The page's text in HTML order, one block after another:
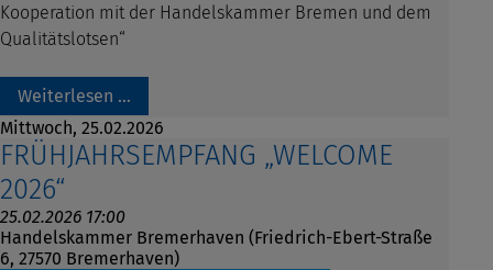
Kooperation mit der Handelskammer Bremen und dem
Qualitätslotsen“
Weiterlesen …
Mittwoch, 25.02.2026
FRÜHJAHRSEMPFANG „WELCOME
2026“
25.02.2026 17:00
Handelskammer Bremerhaven (Friedrich-Ebert-Straße
6, 27570 Bremerhaven)